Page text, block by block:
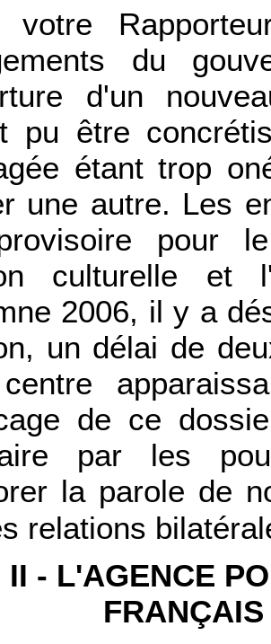
votre
du
d'un
pu être
étant trop
une autre. Les
pour
culturelle et
2006, il y a
un délai de
de ce
par les
la parole de
relations
II - L'AGENCE